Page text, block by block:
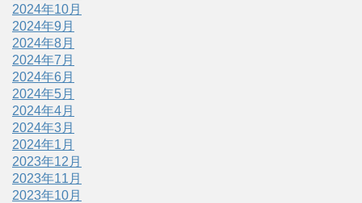
2024年10月
2024年9月
2024年8月
2024年7月
2024年6月
2024年5月
2024年4月
2024年3月
2024年1月
2023年12月
2023年11月
2023年10月